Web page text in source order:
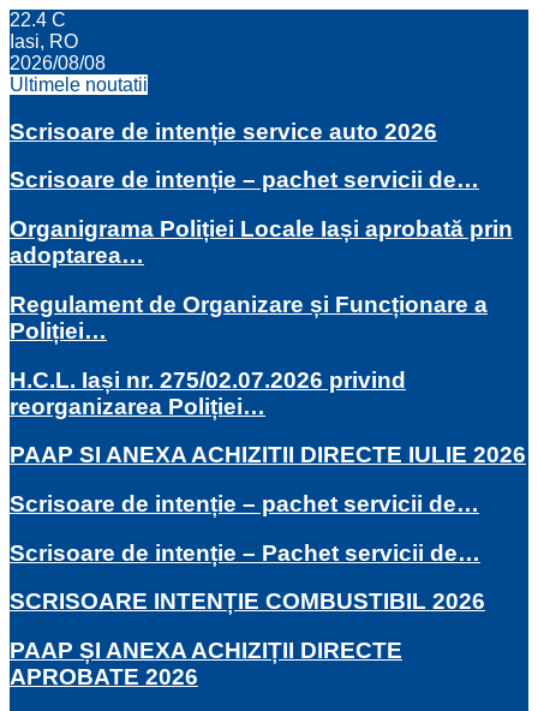
22.4 C
Iasi, RO
2026/08/08
Ultimele noutatii
Scrisoare de intenție service auto 2026
Scrisoare de intenție – pachet servicii de…
Organigrama Poliției Locale Iași aprobată prin
adoptarea…
Regulament de Organizare și Funcționare a
Poliției…
H.C.L. Iași nr. 275/02.07.2026 privind
reorganizarea Poliției…
PAAP SI ANEXA ACHIZITII DIRECTE IULIE 2026
Scrisoare de intenție – pachet servicii de…
Scrisoare de intenție – Pachet servicii de…
SCRISOARE INTENȚIE COMBUSTIBIL 2026
PAAP ȘI ANEXA ACHIZIȚII DIRECTE
APROBATE 2026